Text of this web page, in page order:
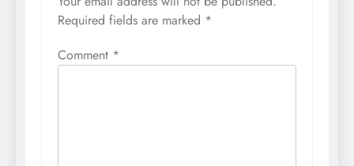
Required fields are marked *
Comment *